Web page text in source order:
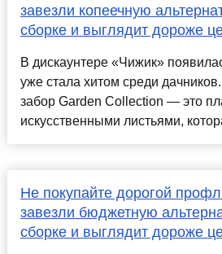
завезли копеечную
сборке и выглядит дороже
В дискаунтере «Чижик»
уже стала хитом среди
забор Garden Collection — это
искусственными листьями,
Не покупайте дорогой
завезли бюджетную
сборке и выглядит дороже